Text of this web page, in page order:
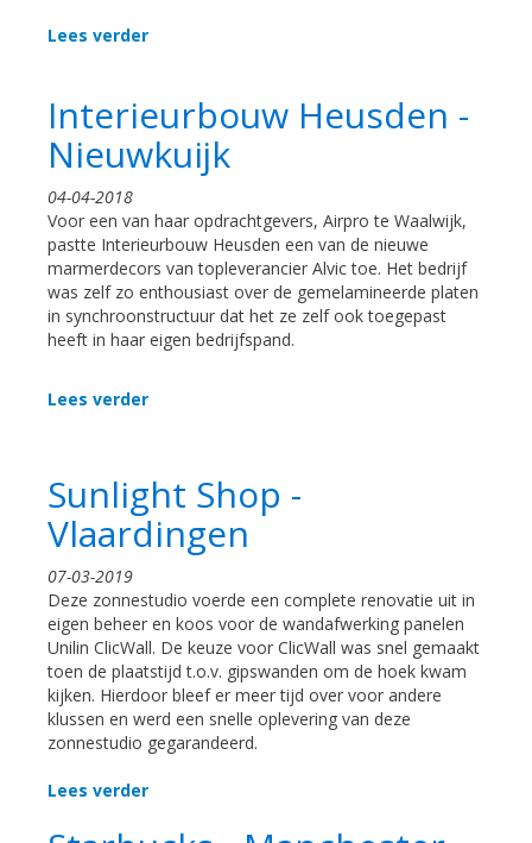
Lees verder
Interieurbouw Heusden -
Nieuwkuijk
04-04-2018
Voor een van haar opdrachtgevers, Airpro te Waalwijk,
pastte Interieurbouw Heusden een van de nieuwe
marmerdecors van topleverancier Alvic toe. Het bedrijf
was zelf zo enthousiast over de gemelamineerde platen
in synchroonstructuur dat het ze zelf ook toegepast
heeft in haar eigen bedrijfspand.
Lees verder
Sunlight Shop -
Vlaardingen
07-03-2019
Deze zonnestudio voerde een complete renovatie uit in
eigen beheer en koos voor de wandafwerking panelen
Unilin ClicWall. De keuze voor ClicWall was snel gemaakt
toen de plaatstijd t.o.v. gipswanden om de hoek kwam
kijken. Hierdoor bleef er meer tijd over voor andere
klussen en werd een snelle oplevering van deze
zonnestudio gegarandeerd.
Lees verder